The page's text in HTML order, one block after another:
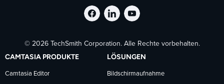
TechSmith
auf
Facebook
TechSmith
auf
LinkedIn
TechSmith
auf
YouTube
© 2026 TechSmith Corporation. Alle Rechte vorbehalten.
CAMTASIA PRODUKTE
Camtasia Editor
LÖSUNGEN
Bildschirmaufnahme